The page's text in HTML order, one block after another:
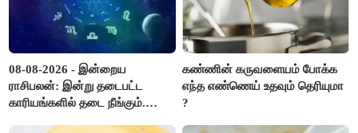
08-08-2026 - இன்றைய
ராசிபலன்: இன்று தடைபட்ட
காரியங்களில் தடை நீங்கும்.
கண்ணின் கருவளையம் போக்க
எந்த எண்ணெய் உதவும் தெரியுமா
?